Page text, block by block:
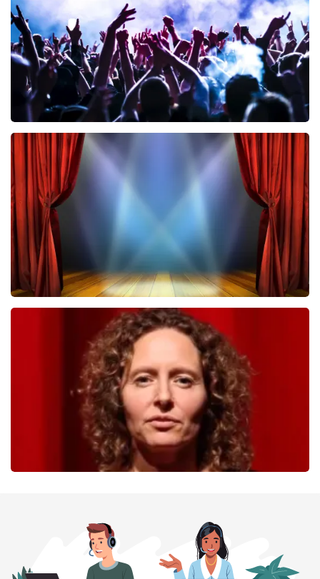
BESTEL NU
Megadeth
322 laatste 30 minuten
BESTEL NU
40 45 De Musical
laatste 30 minuten
BESTEL NU
BESTEL NU